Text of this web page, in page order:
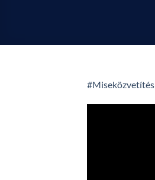
#Miseközvetítés